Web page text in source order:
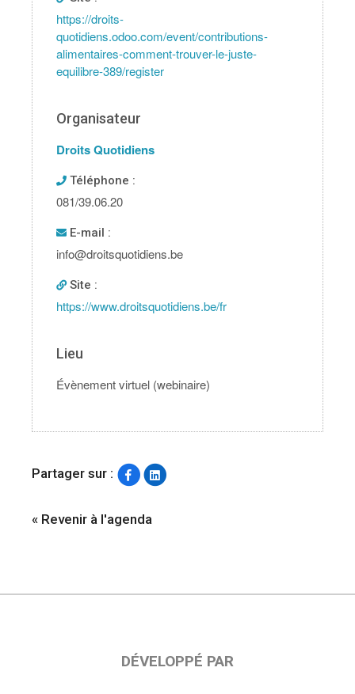
https://droits-
quotidiens.odoo.com/event/contributions-
alimentaires-comment-trouver-le-juste-
equilibre-389/register
Organisateur
Droits Quotidiens
Téléphone :
081/39.06.20
E-mail :
info@droitsquotidiens.be
Site :
https://www.droitsquotidiens.be/fr
Lieu
Évènement virtuel (webinaire)
Partager sur :
« Revenir à l'agenda
DÉVELOPPÉ PAR